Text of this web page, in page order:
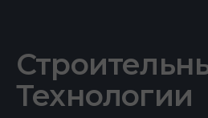
Технологии